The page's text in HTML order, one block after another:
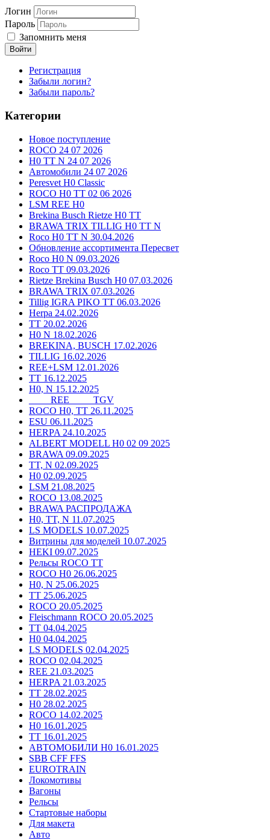
Логин
Пароль
Запомнить меня
Войти
Регистрация
Забыли логин?
Забыли пароль?
Категории
Новое поступление
ROCO 24 07 2026
H0 TT N 24 07 2026
Автомобили 24 07 2026
Peresvet H0 Classic
ROCO H0 TT 02 06 2026
LSM REE H0
Brekina Busch Rietze H0 TT
BRAWA TRIX TILLIG H0 TT N
Roco H0 TT N 30.04.2026
Обновление ассортимента Пересвет
Roco H0 N 09.03.2026
Roco TT 09.03.2026
Rietze Brekina Busch H0 07.03.2026
BRAWA TRIX 07.03.2026
Tillig IGRA PIKO TT 06.03.2026
Herpa 24.02.2026
TT 20.02.2026
H0 N 18.02.2026
BREKINA, BUSCH 17.02.2026
TILLIG 16.02.2026
REE+LSM 12.01.2026
TT 16.12.2025
H0, N 15.12.2025
____ REE ____ TGV
ROCO H0, TT 26.11.2025
ESU 06.11.2025
HERPA 24.10.2025
ALBERT MODELL H0 02 09 2025
BRAWA 09.09.2025
TT, N 02.09.2025
H0 02.09.2025
LSM 21.08.2025
ROCO 13.08.2025
BRAWA РАСПРОДАЖА
H0, TT, N 11.07.2025
LS MODELS 10.07.2025
Витрины для моделей 10.07.2025
HEKI 09.07.2025
Рельсы ROCO TT
ROCO H0 26.06.2025
H0, N 25.06.2025
TT 25.06.2025
ROCO 20.05.2025
Fleischmann ROCO 20.05.2025
TT 04.04.2025
H0 04.04.2025
LS MODELS 02.04.2025
ROCO 02.04.2025
REE 21.03.2025
HERPA 21.03.2025
TT 28.02.2025
H0 28.02.2025
ROCO 14.02.2025
H0 16.01.2025
TT 16.01.2025
АВТОМОБИЛИ H0 16.01.2025
SBB CFF FFS
EUROTRAIN
Локомотивы
Вагоны
Рельсы
Стартовые наборы
Для макета
Авто